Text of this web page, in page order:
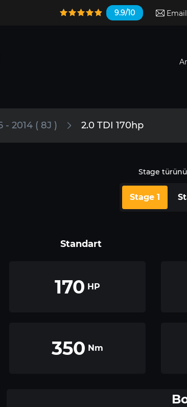
9.9/10 Email
- 2014 ( 8J ) 2.0 TDI 170hp
Stage
Stage 1
Standart
170 HP
350 Nm